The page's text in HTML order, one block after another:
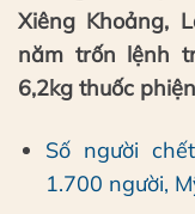
Xiêng Khoảng,
năm trốn lệnh
6,2kg thuốc
Số người
1.700 người,